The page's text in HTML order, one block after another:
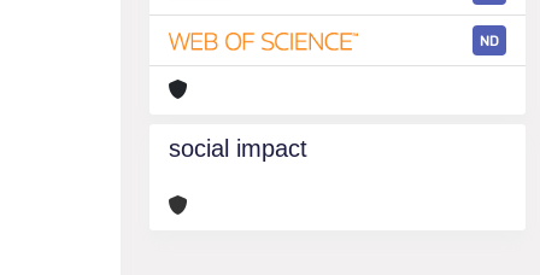
ND
social impact